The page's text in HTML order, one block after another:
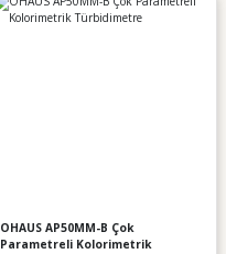
OHAUS AP50MM-B Çok
Parametreli Kolorimetrik